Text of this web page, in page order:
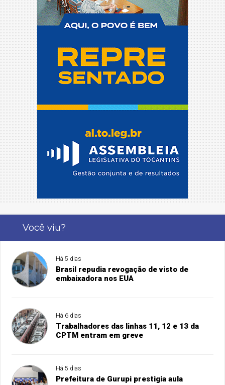
Você viu?
Há 5 dias
Brasil repudia revogação de visto de
embaixadora nos EUA
Há 6 dias
Trabalhadores das linhas 11, 12 e 13 da
CPTM entram em greve
Há 5 dias
Prefeitura de Gurupi prestigia aula